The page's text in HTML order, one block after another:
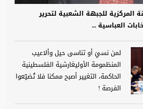
المركزية للجبهة الشعبية لتحرير
العباسية ...
لمن نسيَ أو تناسى حيل وألاعيب
المنظمومة الأوليغارشية الفلسطينية
الحاكمة، التغيير أصبح ممكنا فلا تُضيّعوا
الفرصة !